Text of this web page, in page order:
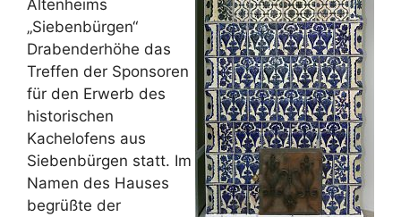
Altenheims
„Siebenbürgen“
Drabenderhöhe das
Treffen der Sponsoren
für den Erwerb des
historischen
Kachelofens aus
Siebenbürgen statt. Im
Namen des Hauses
begrüßte der